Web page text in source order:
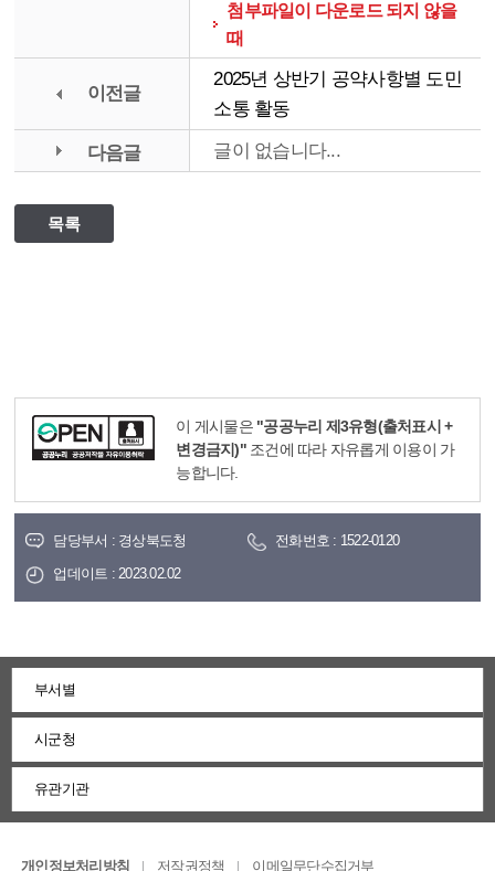
첨부파일이 다운로드 되지 않을
때
이전글
2025년 상반기 공약사항별 도민
소통 활동
다음글 글이 없습니다...
목록
이 게시물은 "공공누리 제3유형(출처표시 +
변경금지)"조건에 따라 자유롭게 이용이 가
능합니다.
담당부서 : 경상북도청
전화번호 : 1522-0120
업데이트 : 2023.02.02
부서별
시군청
유관기관
개인정보처리방침 저작권정책 이메일무단수집거부